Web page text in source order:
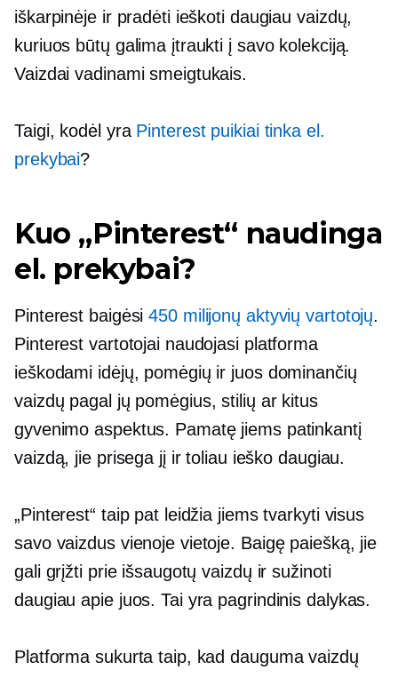
iškarpinėje ir pradėti ieškoti daugiau vaizdų,
kuriuos būtų galima įtraukti į savo kolekciją.
Vaizdai vadinami smeigtukais.
Taigi, kodėl yra Pinterest puikiai tinka el.
prekybai?
Kuo „Pinterest“ naudinga
el. prekybai?
Pinterest baigėsi450 milijonų aktyvių vartotojų.
Pinterest vartotojai naudojasi platforma
ieškodami idėjų, pomėgių ir juos dominančių
vaizdų pagal jų pomėgius, stilių ar kitus
gyvenimo aspektus. Pamatę jiems patinkantį
vaizdą, jie prisega jį ir toliau ieško daugiau.
„Pinterest“ taip pat leidžia jiems tvarkyti visus
savo vaizdus vienoje vietoje. Baigę paiešką, jie
gali grįžti prie išsaugotų vaizdų ir sužinoti
daugiau apie juos. Tai yra pagrindinis dalykas.
Platforma sukurta taip, kad dauguma vaizdų